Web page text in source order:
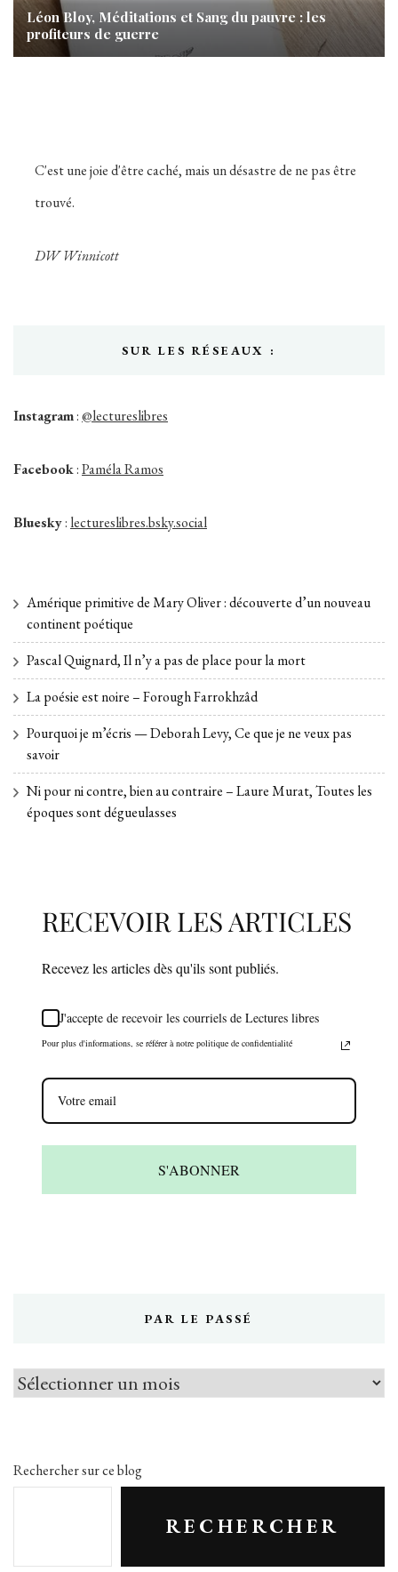
Léon Bloy, Méditations et Sang du pauvre : les
profiteurs de guerre
C'est une joie d'être caché, mais un désastre de ne pas être
trouvé.
DW Winnicott
SUR LES RÉSEAUX :
Instagram:@lectureslibres
Facebook:Paméla Ramos
Bluesky: lectureslibres.bsky.social
Amérique primitive de Mary Oliver : découverte d’un nouveau
continent poétique
Pascal Quignard, Il n’y a pas de place pour la mort
La poésie est noire – Forough Farrokhzâd
Pourquoi je m’écris — Deborah Levy, Ce que je ne veux pas
savoir
Ni pour ni contre, bien au contraire – Laure Murat, Toutes les
époques sont dégueulasses
RECEVOIR LES ARTICLES
Recevez les articles dès qu'ils sont publiés.
J'accepte de recevoir les courriels de Lectures libres
Pour plus d'informations, se référer à notre politique de confidentialité
S'ABONNER
PAR LE PASSÉ
Par
Rechercher sur ce blog
RECHERCHER